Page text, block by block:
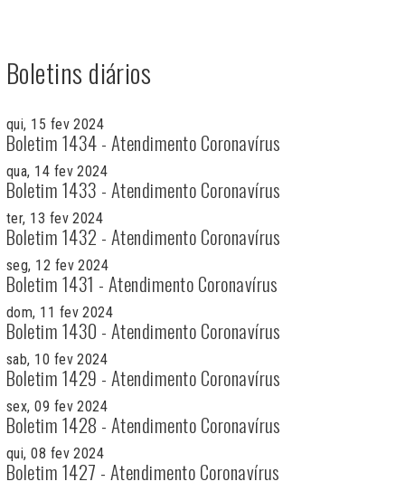
Boletins diários
qui, 15 fev 2024
Boletim 1434 - Atendimento Coronavírus
qua, 14 fev 2024
Boletim 1433 - Atendimento Coronavírus
ter, 13 fev 2024
Boletim 1432 - Atendimento Coronavírus
seg, 12 fev 2024
Boletim 1431 - Atendimento Coronavírus
dom, 11 fev 2024
Boletim 1430 - Atendimento Coronavírus
sab, 10 fev 2024
Boletim 1429 - Atendimento Coronavírus
sex, 09 fev 2024
Boletim 1428 - Atendimento Coronavírus
qui, 08 fev 2024
Boletim 1427 - Atendimento Coronavírus